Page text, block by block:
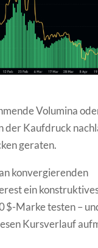
Volumina
der Kaufdruck
geraten.
konvergierenden
ein
$-Marke testen –
Kursverlauf